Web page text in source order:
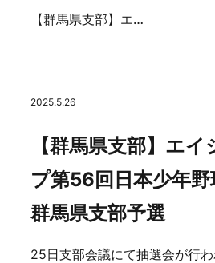
【群馬県支部】エイジェックカップ第56回日本少年野球選手権大会群馬県支部予選
2025.5.26
【群馬県支部】エ
プ第56回日本少年
群馬県支部予選
25日支部会議にて抽選会が行